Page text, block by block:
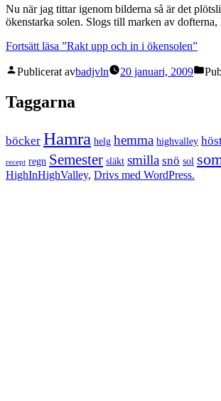
Nu när jag tittar igenom bilderna så är det
ökenstarka solen. Slogs till marken av
Fortsätt läsa ”Rakt upp och in i ökensolen”
Publicerat avbadjvln 20 januari, 2009
Taggarna
böcker Hamra helg hemma highvalley
recept regn Semester släkt smilla snö sol
HighInHighValley, Drivs med WordPress.